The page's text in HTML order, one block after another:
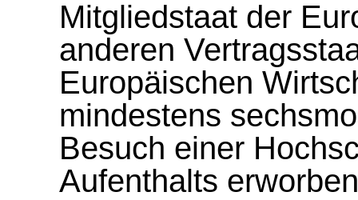
Mitgliedstaat der
anderen
Europäischen
mindestens
Besuch einer
Aufenthalts